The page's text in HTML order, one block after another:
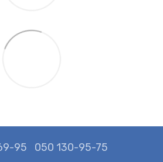
95 050 130-95-75